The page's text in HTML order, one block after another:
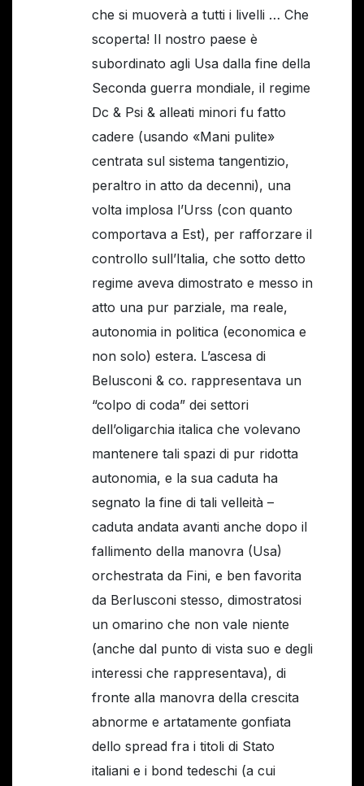
che si muoverà a tutti i livelli … Che
scoperta! Il nostro paese è
subordinato agli Usa dalla fine della
Seconda guerra mondiale, il regime
Dc & Psi & alleati minori fu fatto
cadere (usando «Mani pulite»
centrata sul sistema tangentizio,
peraltro in atto da decenni), una
volta implosa l’Urss (con quanto
comportava a Est), per rafforzare il
controllo sull’Italia, che sotto detto
regime aveva dimostrato e messo in
atto una pur parziale, ma reale,
autonomia in politica (economica e
non solo) estera. L’ascesa di
Belusconi & co. rappresentava un
“colpo di coda” dei settori
dell’oligarchia italica che volevano
mantenere tali spazi di pur ridotta
autonomia, e la sua caduta ha
segnato la fine di tali velleità –
caduta andata avanti anche dopo il
fallimento della manovra (Usa)
orchestrata da Fini, e ben favorita
da Berlusconi stesso, dimostratosi
un omarino che non vale niente
(anche dal punto di vista suo e degli
interessi che rappresentava), di
fronte alla manovra della crescita
abnorme e artatamente gonfiata
dello spread fra i titoli di Stato
italiani e i bond tedeschi (a cui